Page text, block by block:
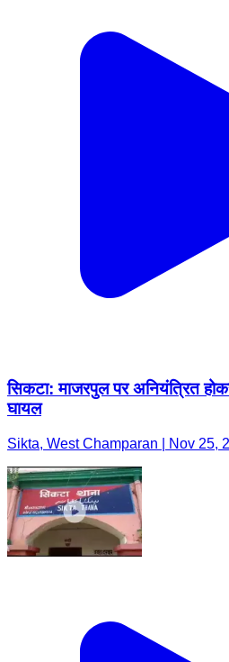
सिकटा: माजरपुल पर अनियंत्रित
घायल
Sikta, West Champaran | Nov 25,